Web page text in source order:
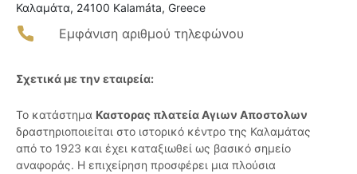
Καλαμάτα, 24100 Kalamáta, Greece
Εμφάνιση αριθμού τηλεφώνου
Σχετικά με την εταιρεία:
Το κατάστημα Καστορας πλατεία Αγιων Αποστολων
δραστηριοποιείται στο ιστορικό κέντρο της Καλαμάτας
από το 1923 και έχει καταξιωθεί ως βασικό σημείο
αναφοράς. Η επιχείρηση προσφέρει μια πλούσια